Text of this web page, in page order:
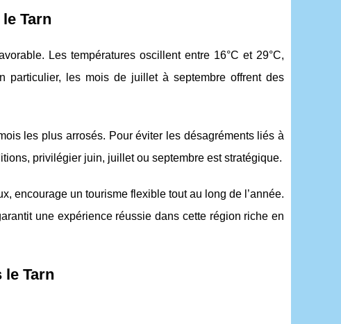
Tarn
Les températures oscillent entre 16°C et 29°C,
particulier, les mois de juillet à septembre offrent des
les plus arrosés. Pour éviter les désagréments liés à
privilégier juin, juillet ou septembre est stratégique.
encourage un tourisme flexible tout au long de l’année.
une expérience réussie dans cette région riche en
Tarn